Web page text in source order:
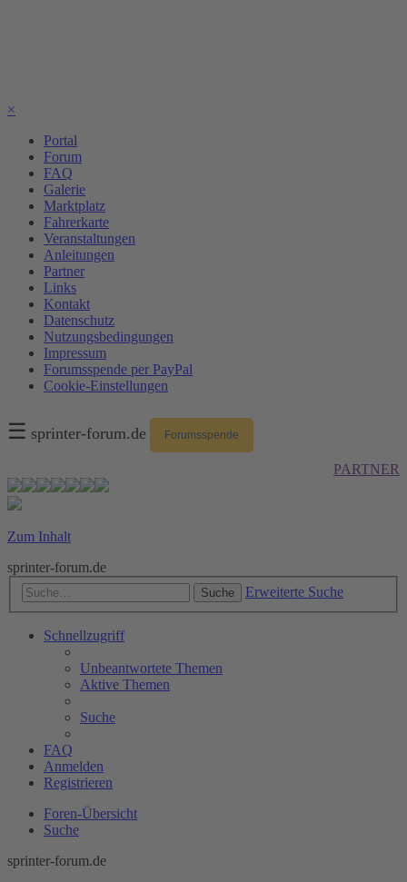
×
Portal
Forum
FAQ
Galerie
Marktplatz
Fahrerkarte
Veranstaltungen
Anleitungen
Partner
Links
Kontakt
Datenschutz
Nutzungsbedingungen
Impressum
Forumsspende per PayPal
Cookie-Einstellungen
☰ sprinter-forum.de Forumsspende
PARTNER
Zum Inhalt
sprinter-forum.de
Suche Erweiterte Suche
Schnellzugriff
Unbeantwortete Themen
Aktive Themen
Suche
FAQ
Anmelden
Registrieren
Foren-Übersicht
Suche
sprinter-forum.de